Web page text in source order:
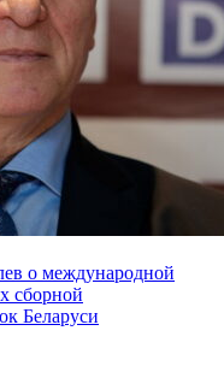
о международной
сборной
Беларуси